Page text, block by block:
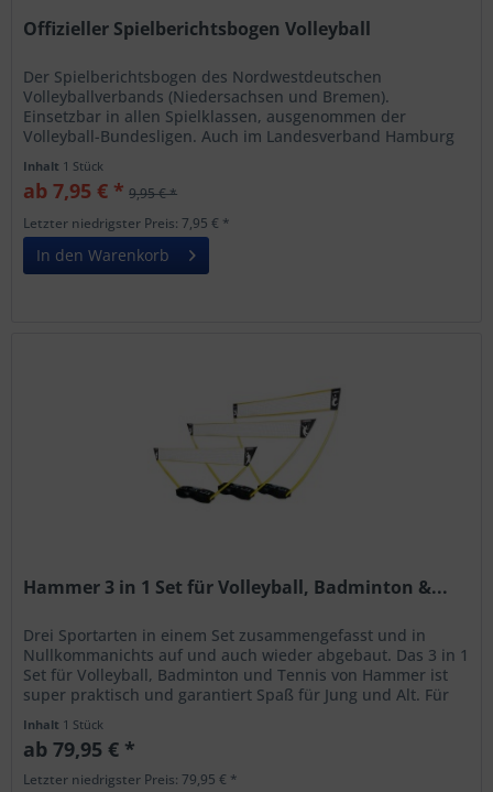
Offizieller Spielberichtsbogen Volleyball
Der Spielberichtsbogen des Nordwestdeutschen
Volleyballverbands (Niedersachsen und Bremen).
Einsetzbar in allen Spielklassen, ausgenommen der
Volleyball-Bundesligen. Auch im Landesverband Hamburg
Inhalt 1 Stück
ab 7,95 € * 9,95 € *
Letzter niedrigster Preis: 7,95 € *
In den Warenkorb
Hammer 3 in 1 Set für Volleyball, Badminton &...
Drei Sportarten in einem Set zusammengefasst und in
Nullkommanichts auf und auch wieder abgebaut. Das 3 in 1
Set für Volleyball, Badminton und Tennis von Hammer ist
super praktisch und garantiert Spaß für Jung und Alt. Für
Inhalt 1 Stück
ab 79,95 € *
Letzter niedrigster Preis: 79,95 € *